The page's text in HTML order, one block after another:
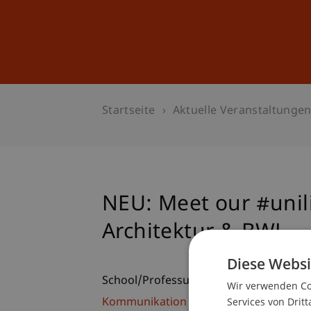
Startseite Aktuelle Veranstaltungen
NEU: Meet our
Architektur & BWL
School/Professur:
Kommunikation und Marketing
Diese
Wir verwenden
Services von